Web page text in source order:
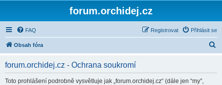
forum.orchidej.cz
FAQ Přihlásit se
Registrovat
Obsah fóra
forum.orchidej.cz - Ochrana soukromí
Toto prohlášení podrobně vysvětluje jak „forum.orchidej.cz“ (dále jen “my”,